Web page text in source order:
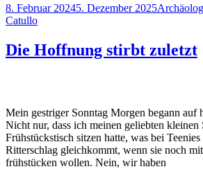
Veröffentlicht
am
8. Februar 20245. Dezember 2025
Catullo
Die Hoffnung stirbt zuletzt
Mein gestriger Sonntag Morgen begann auf
Nicht nur, dass ich meinen geliebten kleinen
Frühstückstisch sitzen hatte, was bei
Ritterschlag gleichkommt, wenn sie noch
frühstücken wollen. Nein, wir haben